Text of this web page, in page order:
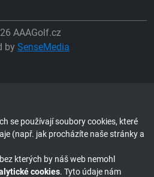
AAAGolf.cz
by SenseMedia
se používají soubory cookies, které
(např. jak procházíte naše stránky a
kterých by náš web nemohl
cookies. Tyto údaje nám